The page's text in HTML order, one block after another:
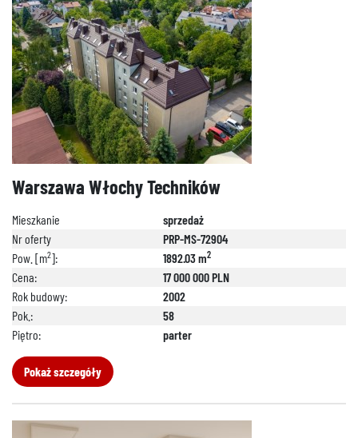
Warszawa Włochy Techników
Mieszkanie
sprzedaż
Nr oferty
PRP-MS-72904
Pow. [m2]: 1892.03 m2
Cena:
17 000 000 PLN
Rok budowy:
2002
Pok.:
58
Piętro:
parter
Pokaż szczegóły